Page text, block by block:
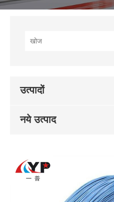
उत्पादों
नये उत्पाद